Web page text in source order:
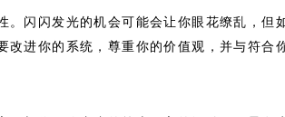
闪闪发光的机会可能会让你眼花缭乱，但
进你的系统，尊重你的价值观，并与符合